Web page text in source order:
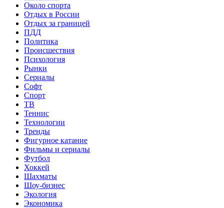
Около спорта
Отдых в России
Отдых за границей
ПДД
Политика
Происшествия
Психология
Рынки
Сериалы
Софт
Спорт
ТВ
Теннис
Технологии
Тренды
Фигурное катание
Фильмы и сериалы
Футбол
Хоккей
Шахматы
Шоу-бизнес
Экология
Экономика